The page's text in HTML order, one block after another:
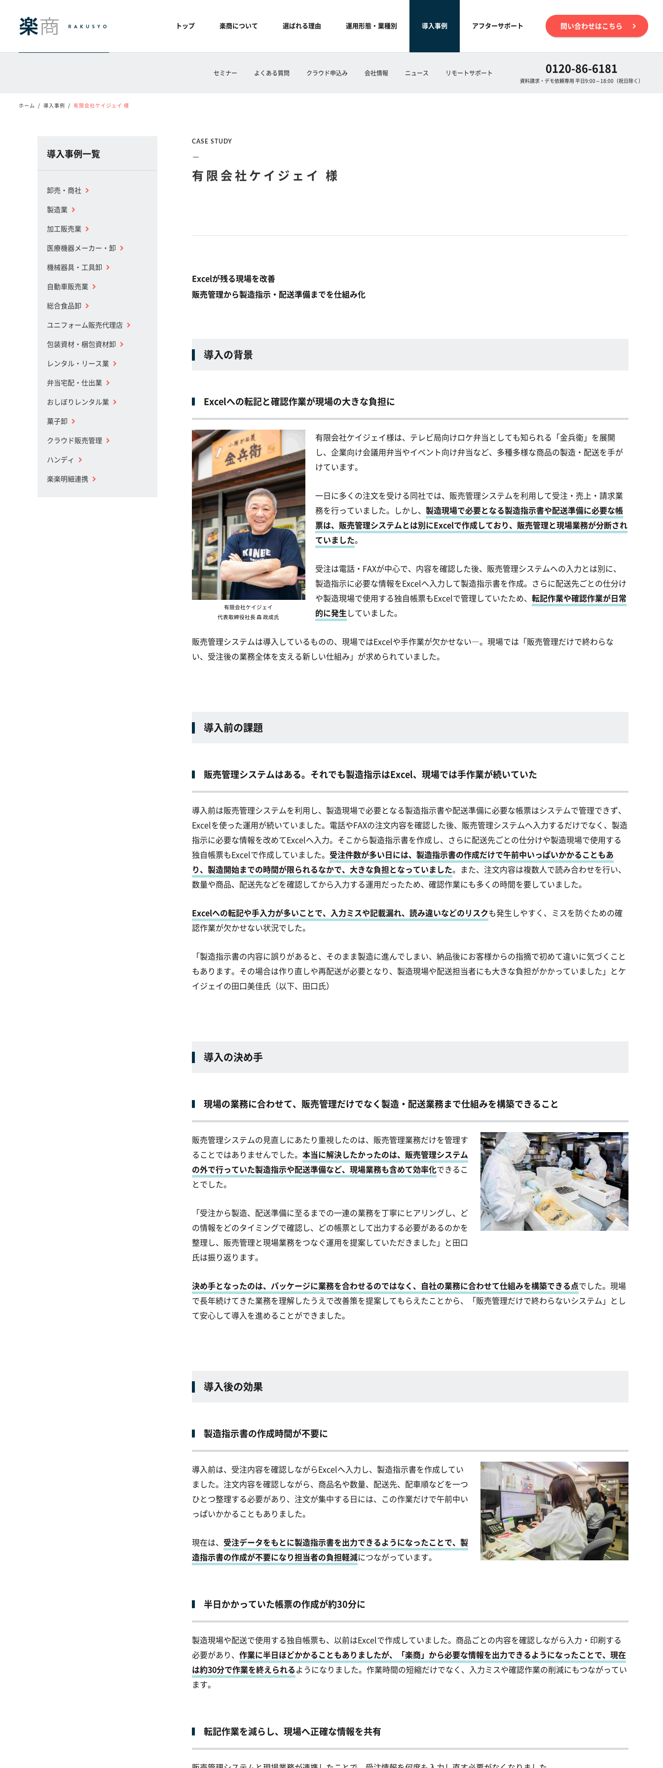
トップ 楽商について 選ばれる理由 運用形態・業種別 導入事例 アフターサポート 問い合わせはこちら
セミナー よくある質問 クラウド申込み 会社情報 ニュース リモートサポート 0120-86-6181
資料請求・デモ依頼専用 平日9:00～18:00（祝日除く）
ホーム 導入事例 有限会社ケイジェイ 様
CASE STUDY
有限会社ケイジェイ 様
Excelが残る現場を改善
販売管理から製造指示・配送準備までを仕組み化
導入の背景
Excelへの転記と確認作業が現場の大きな負担に
有限会社ケイジェイ
代表取締役社長 森 政成氏
有限会社ケイジェイ様は、テレビ局向けロケ弁当としても知られる「金兵衛」を展開
し、企業向け会議用弁当やイベント向け弁当など、多種多様な商品の製造・配送を手が
けています。
一日に多くの注文を受ける同社では、販売管理システムを利用して受注・売上・請求業
務を行っていました。しかし、 製造現場で必要となる製造指示書や配送準備に必要な帳
票は、販売管理システムとは別にExcelで作成しており、販売管理と現場業務が分断され
ていました。
受注は電話・FAXが中心で、内容を確認した後、販売管理システムへの入力とは別に、
製造指示に必要な情報をExcelへ入力して製造指示書を作成。さらに配送先ごとの仕分け
や製造現場で使用する独自帳票もExcelで管理していたため、 転記作業や確認作業が日常
的に発生していました。
販売管理システムは導入しているものの、現場ではExcelや手作業が欠かせない―。現場では「販売管理だけで終わらな
い、受注後の業務全体を支える新しい仕組み」が求められていました。
導入前の課題
販売管理システムはある。それでも製造指示はExcel、現場では手作業が続いていた
導入前は販売管理システムを利用し、製造現場で必要となる製造指示書や配送準備に必要な帳票はシステムで管理できず、
Excelを使った運用が続いていました。 電話やFAXの注文内容を確認した後、販売管理システムへ入力するだけでなく、製造
指示に必要な情報を改めてExcelへ入力。そこから製造指示書を作成し、さらに配送先ごとの仕分けや製造現場で使用する
独自帳票もExcelで作成していました。 受注件数が多い日には、製造指示書の作成だけで午前中いっぱいかかることもあ
り、製造開始までの時間が限られるなかで、大きな負担となっていました。 また、注文内容は複数人で読み合わせを行い、
数量や商品、配送先などを確認してから入力する運用だったため、確認作業にも多くの時間を要していました。
Excelへの転記や手入力が多いことで、入力ミスや記載漏れ、読み違いなどのリスクも発生しやすく、ミスを防ぐための確
認作業が欠かせない状況でした。
「製造指示書の内容に誤りがあると、そのまま製造に進んでしまい、納品後にお客様からの指摘で初めて違いに気づくこと
もあります。その場合は作り直しや再配送が必要となり、製造現場や配送担当者にも大きな負担がかかっていました」とケ
イジェイの田口美佳氏（以下、田口氏）
導入の決め手
現場の業務に合わせて、販売管理だけでなく製造・配送業務まで仕組みを構築できること
販売管理システムの見直しにあたり重視したのは、販売管理業務だけを管理す
ることではありませんでした。 本当に解決したかったのは、販売管理システム
の外で行っていた製造指示や配送準備など、現場業務も含めて効率化できるこ
とでした。
「受注から製造、配送準備に至るまでの一連の業務を丁寧にヒアリングし、ど
の情報をどのタイミングで確認し、どの帳票として出力する必要があるのかを
整理し、販売管理と現場業務をつなぐ運用を提案していただきました」と田口
氏は振り返ります。
決め手となったのは、パッケージに業務を合わせるのではなく、自社の業務に合わせて仕組みを構築できる点でした。 現場
で長年続けてきた業務を理解したうえで改善策を提案してもらえたことから、「販売管理だけで終わらないシステム」とし
て安心して導入を進めることができました。
導入後の効果
製造指示書の作成時間が不要に
導入前は、受注内容を確認しながらExcelへ入力し、製造指示書を作成してい
ました。 注文内容を確認しながら、商品名や数量、配送先、配車順などを一つ
ひとつ整理する必要があり、注文が集中する日には、この作業だけで午前中い
っぱいかかることもありました。
現在は、 受注データをもとに製造指示書を出力できるようになったことで、製
造指示書の作成が不要になり担当者の負担軽減につながっています。
半日かかっていた帳票の作成が約30分に
製造現場や配送で使用する独自帳票も、以前はExcelで作成していました。商品ごとの内容を確認しながら入力・印刷する
必要があり、 作業に半日ほどかかることもありましたが、「楽商」から必要な情報を出力できるようになったことで、現在
は約30分で作業を終えられるようになりました。作業時間の短縮だけでなく、入力ミスや確認作業の削減にもつながってい
ます。
転記作業を減らし、現場へ正確な情報を共有
導入事例一覧
卸売・商社
製造業
加工販売業
医療機器メーカー・卸
機械器具・工具卸
自動車販売業
総合食品卸
ユニフォーム販売代理店
包装資材・梱包資材卸
レンタル・リース業
弁当宅配・仕出業
おしぼりレンタル業
菓子卸
クラウド販売管理
ハンディ
楽楽明細連携